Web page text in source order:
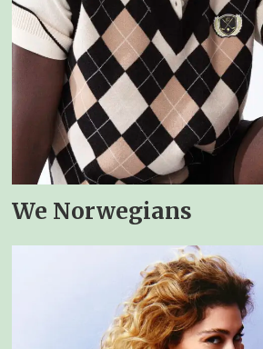
We Norwegians